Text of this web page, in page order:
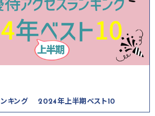
ンキング 2024年上半期ベスト10